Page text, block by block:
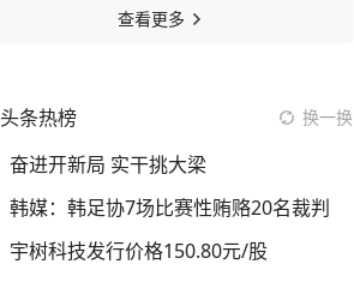
查看更多
头条热榜 换一换
奋进开新局 实干挑大梁
韩媒：韩足协7场比赛性贿赂20名裁判
宇树科技发行价格150.80元/股